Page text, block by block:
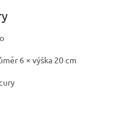
6 × výška 20 cm